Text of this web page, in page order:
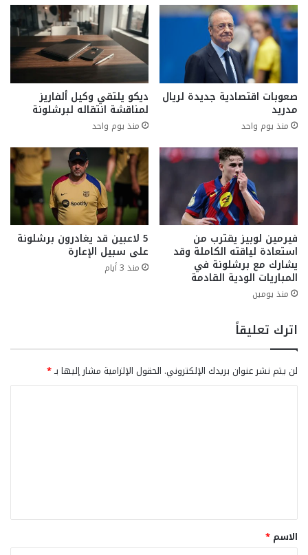
صعوبات اقتصادية جديدة لريال
مدريد
منذ يوم واحد
ديكو يلتقي وكيل ألفاريز
لمناقشة انتقاله لبرشلونة
منذ يوم واحد
فيرمين لوبيز يقترب من
استعادة لياقته الكاملة وقد
يشارك مع برشلونة في
المباريات الودية القادمة
منذ يومين
5 لاعبين قد يغادرون برشلونة
على سبيل الإعارة
منذ 3 أيام
اترك تعليقاً
لن يتم نشر عنوان بريدك الإلكتروني. الحقول الإلزامية مشار إليها بـ*
ق
*
الاسم *